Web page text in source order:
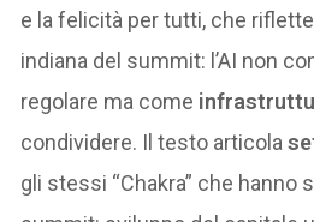
e la felicità per tutti, che
indiana del summit: l’AI non
regolare ma come
condividere. Il testo articola
gli stessi “Chakra” che hanno